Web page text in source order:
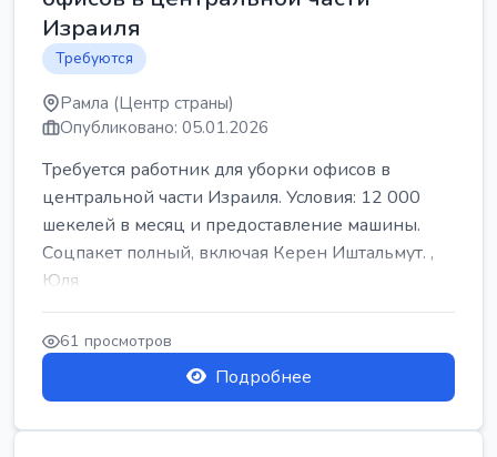
Израиля
Требуются
Рамла (Центр страны)
Опубликовано: 05.01.2026
Требуется работник для уборки офисов в
центральной части Израиля. Условия: 12 000
шекелей в месяц и предоставление машины.
Соцпакет полный, включая Керен Иштальмут. ,
Юля
61 просмотров
Подробнее